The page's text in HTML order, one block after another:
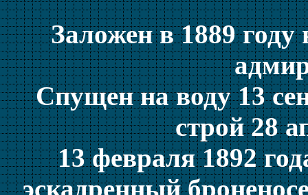
Заложен в 1889 году
Спущен на воду 13
строй 28
13 февраля 1892
эскадренный